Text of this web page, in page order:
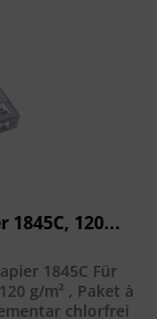
120...
1845C Für
g/m² , Paket à
chlorfrei